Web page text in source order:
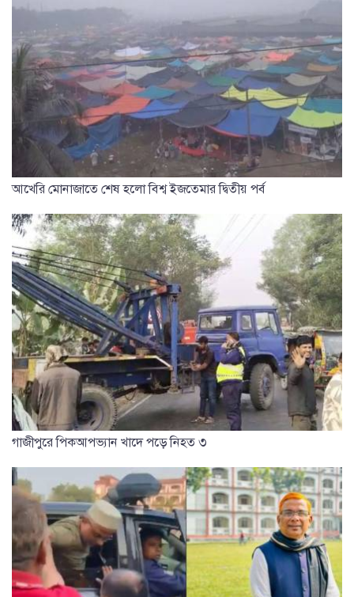
আখেরি মোনাজাতে শেষ হলো বিশ্ব ইজতেমার দ্বিতীয় পর্ব
গাজীপুরে পিকআপভ্যান খাদে পড়ে নিহত ৩